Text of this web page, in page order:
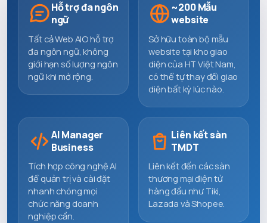
Hỗ trợ đa ngôn
ngữ
Tất cả Web AIO hỗ trợ
đa ngôn ngữ, không
giới hạn số lượng ngôn
ngữ khi mở rộng.
~200 Mẫu
website
Sở hữu toàn bộ mẫu
website tại kho giao
diện của HT Việt Nam,
có thể tự thay đổi giao
diện bất kỳ lúc nào.
AI Manager
Business
Tích hợp công nghệ AI
để quản trị và cài đặt
nhanh chóng mọi
chức năng doanh
nghiệp cần.
Liên kết sàn
TMDT
Liên kết đến các sàn
thương mại điện tử
hàng đầu như Tiki,
Lazada và Shopee.